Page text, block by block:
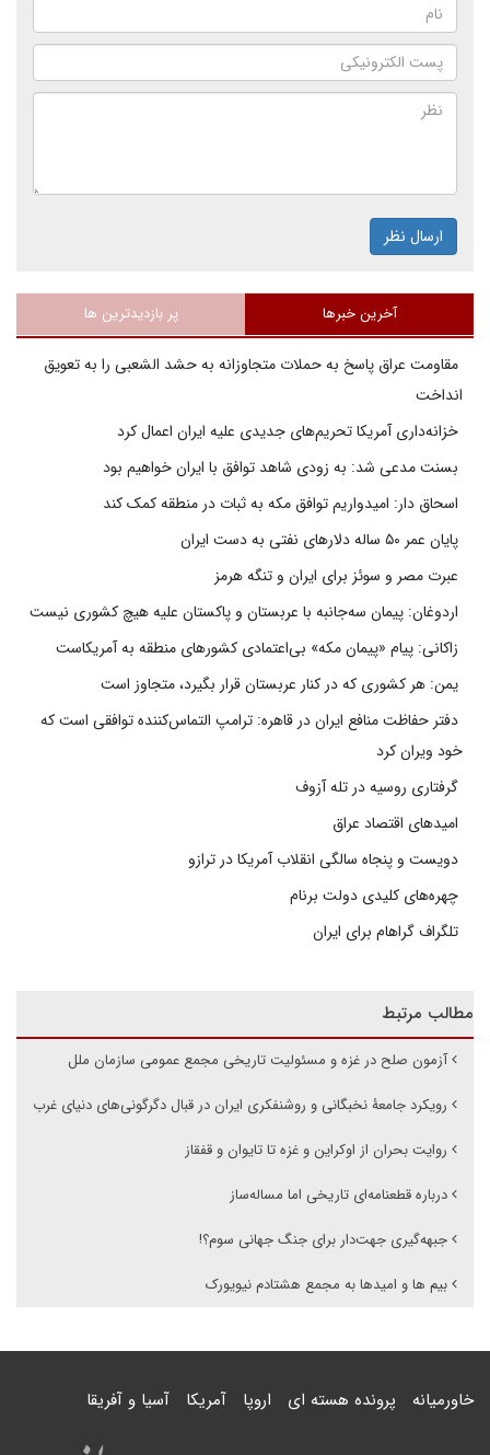
ارسال نظر
آخرین خبرها پر بازدیدترین ها
مقاومت عراق پاسخ به حملات متجاوزانه به حشد الشعبی را به تعویق
انداخت
خزانه‌داری آمریکا تحریم‌های جدیدی علیه ایران اعمال کرد
بسنت مدعی شد: به زودی شاهد توافق با ایران خواهیم بود
اسحاق دار: امیدواریم توافق مکه به ثبات در منطقه کمک کند
پایان عمر ۵۰ ساله دلارهای نفتی به دست ایران
عبرت مصر و سوئز برای ایران و تنگه هرمز
اردوغان: پیمان سه‌جانبه با عربستان و پاکستان علیه هیچ کشوری نیست
زاکانی: پیام «پیمان مکه» بی‌اعتمادی کشورهای منطقه به آمریکاست
یمن: هر کشوری که در کنار عربستان قرار بگیرد، متجاوز است
دفتر حفاظت منافع ایران در قاهره: ترامپ التماس‌کننده توافقی است که
خود ویران کرد
گرفتاری روسیه در تله آزوف
امیدهای اقتصاد عراق
دویست و پنجاه سالگی انقلاب آمریکا در ترازو
چهره‌های کلیدی دولت برنام
تلگراف گراهام برای ایران
مطالب مرتبط
آزمون صلح در غزه و مسئولیت تاریخی مجمع عمومی سازمان ملل
رویکرد جامعۀ نخبگانی و روشنفکری ایران در قبال دگرگونی‌های دنیای غرب
روایت بحران از اوکراین و غزه تا تایوان و قفقاز
درباره قطعنامه‌ای تاریخی اما مساله‌ساز
جبهه‌گیری جهت‌دار برای جنگ جهانی سوم؟!
بیم ها و امیدها به مجمع هشتادم نیویورک
خاورمیانه پرونده هسته ای اروپا آمریکا آسیا و آفریقا